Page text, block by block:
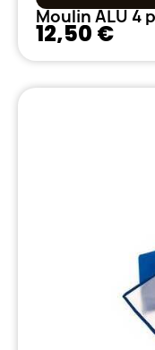
Moulin ALU 4
12,50 €